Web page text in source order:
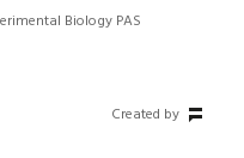
Biology PAS
Created by